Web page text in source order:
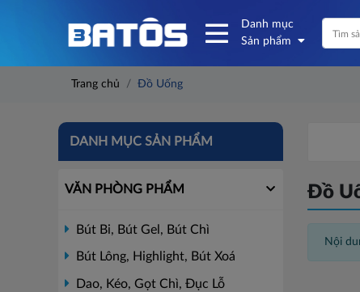
Danh mục
Sản phẩm
Trang chủ Đồ Uống
DANH MỤC SẢN PHẨM
VĂN PHÒNG PHẨM
Bút Bi, Bút Gel, Bút Chì
Bút Lông, Highlight, Bút Xoá
Dao, Kéo, Gọt Chì, Đục Lỗ
Đồ
Nội